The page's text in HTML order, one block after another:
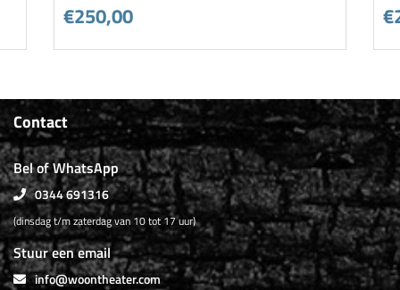
€250,00
Contact
Bel of WhatsApp
0344 691316
(dinsdag t/m zaterdag van 10 tot 17 uur)
Stuur een email
info@woontheater.com